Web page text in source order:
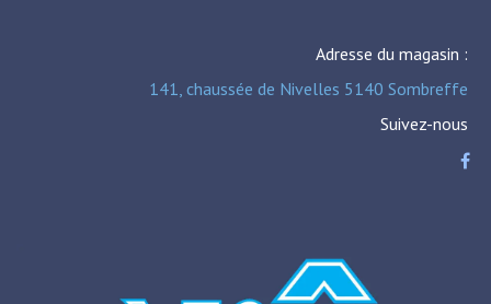
Adresse du magasin :
141, chaussée de Nivelles 5140 Sombreffe
Suivez-nous